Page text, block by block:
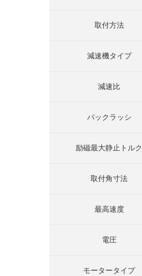
取付方法
減速機タイプ
減速比
バックラッシ
励磁最大静止トルク
取付角寸法
最高速度
電圧
モータータイプ